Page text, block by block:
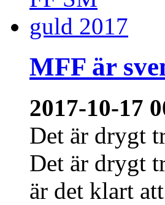
MFF är
2017-10-17
Det är drygt
Det är drygt
är det klart